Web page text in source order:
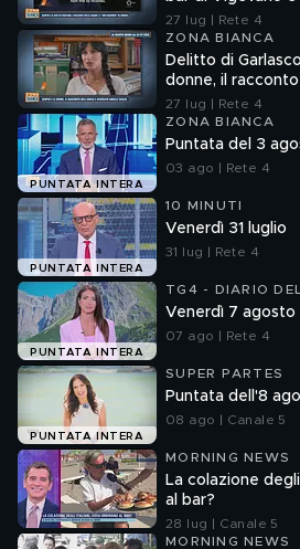
27 lug | Rete 4
ZONA BIANCA
Delitto di
donne, il
Angela Taccia
27 lug | Rete 4
PUNTATA INTERA
ZONA BIANCA
Puntata del 3
03 ago | Rete 4
PUNTATA INTERA
10 MINUTI
Venerdì 31 luglio
31 lug | Rete 4
PUNTATA INTERA
TG4 - DIARIO
Venerdì 7 agosto
07 ago | Rete 4
PUNTATA INTERA
SUPER PARTES
Puntata dell'8
08 ago | Canale 5
MORNING NEWS
La colazione
al bar?
28 lug | Canale 5
MORNING NEWS